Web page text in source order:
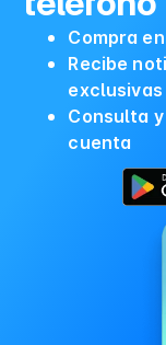
Compra
Recibe
exclusivas
Consulta
cuenta